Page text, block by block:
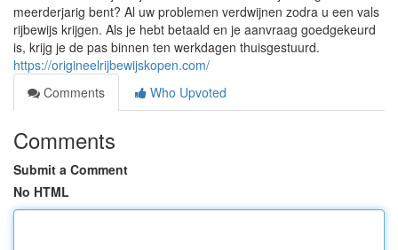
meerderjarig bent? Al uw problemen verdwijnen zodra u een vals
rijbewijs krijgen. Als je hebt betaald en je aanvraag goedgekeurd
is, krijg je de pas binnen ten werkdagen thuisgestuurd.
https://origineelrijbewijskopen.com/
Comments
Who Upvoted
Comments
Submit a Comment
No HTML